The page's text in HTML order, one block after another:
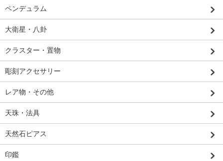
ペンデュラム
大衛星・八卦
クラスター・置物
彫刻アクセサリー
レア物・その他
天珠・法具
天然石ピアス
印鑑